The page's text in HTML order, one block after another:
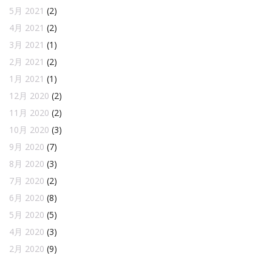
5月 2021 (2)
4月 2021 (2)
3月 2021 (1)
2月 2021 (2)
1月 2021 (1)
12月 2020 (2)
11月 2020 (2)
10月 2020 (3)
9月 2020 (7)
8月 2020 (3)
7月 2020 (2)
6月 2020 (8)
5月 2020 (5)
4月 2020 (3)
2月 2020 (9)